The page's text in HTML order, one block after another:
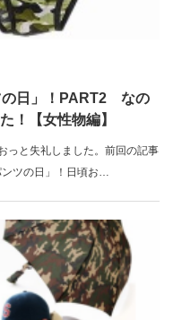
の日」！PART2 なの
！【女性物編】
っと失礼しました。前回の記事
ンツの日」！日頃お…